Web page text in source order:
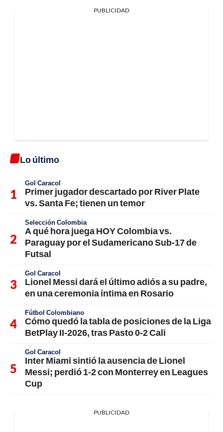
PUBLICIDAD
Lo último
Gol Caracol
Primer jugador descartado por River Plate
vs. Santa Fe; tienen un temor
Selección Colombia
A qué hora juega HOY Colombia vs.
Paraguay por el Sudamericano Sub-17 de
Futsal
Gol Caracol
Lionel Messi dará el último adiós a su padre,
en una ceremonia íntima en Rosario
Fútbol Colombiano
Cómo quedó la tabla de posiciones de la Liga
BetPlay II-2026, tras Pasto 0-2 Cali
Gol Caracol
Inter Miami sintió la ausencia de Lionel
Messi; perdió 1-2 con Monterrey en Leagues
Cup
PUBLICIDAD